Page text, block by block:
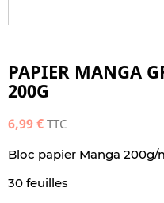
PAPIER MANGA
200G
6,99 € TTC
Bloc papier Manga 200g/
30 feuilles